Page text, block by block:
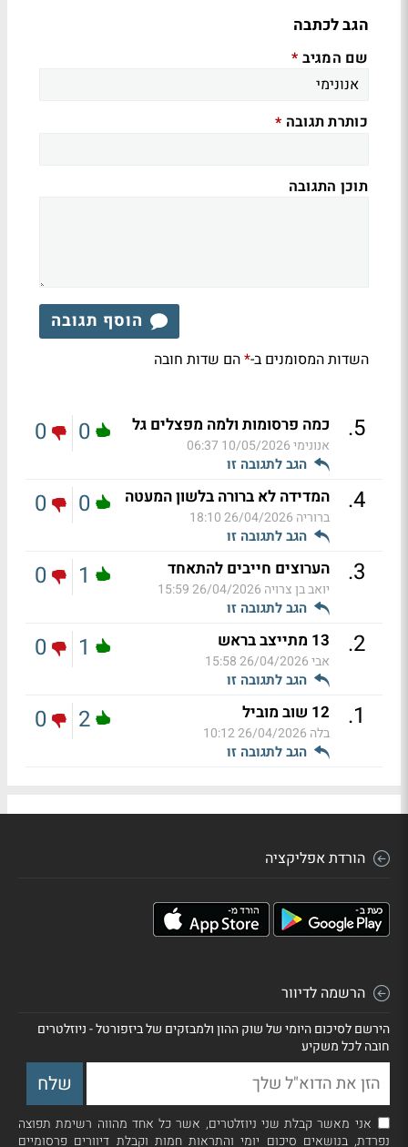
הגב לכתבה
שם המגיב *
כותרת תגובה *
תוכן התגובה
הוסף תגובה
השדות המסומנים ב-*הם שדות חובה
5
. כמה פרסומות ולמה מפצלים גל
אנונימי10/05/2026 06:37
הגב לתגובה זו
0
0
4
. המדידה לא ברורה בלשון המעטה
ברוריה 26/04/2026 18:10
הגב לתגובה זו
0
0
3
. הערוצים חייבים להתאחד
יואב בן צרויה 26/04/2026 15:59
הגב לתגובה זו
1
0
2
. 13 מתייצב בראש
אבי26/04/2026 15:58
הגב לתגובה זו
1
0
1
. 12 שוב מוביל
בלה 26/04/2026 10:12
הגב לתגובה זו
2
0
הורדת אפליקציה
הרשמה לדיוור
הירשם לסיכום היומי של שוק ההון ולמבזקים של ביזפורטל - ניוזלטרים
חובה לכל משקיע
אני מאשר קבלת שני ניוזלטרים, אשר כל אחד מהווה רשימת תפוצה
נפרדת, בנושאים סיכום יומי והתראות חמות וקבלת דיוורים פרסומיים